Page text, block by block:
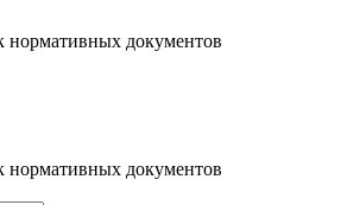
нормативных документов
нормативных документов